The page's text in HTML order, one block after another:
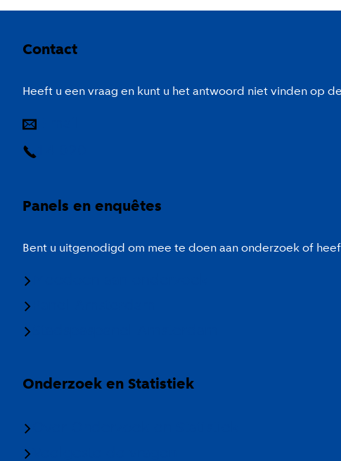
Contact
Heeft u een vraag en kunt u het antwoord niet vinden op
Panels en enquêtes
Bent u uitgenodigd om mee te doen aan onderzoek of
Onderzoek en Statistiek